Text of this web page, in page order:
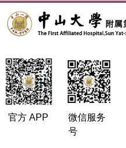
官方 APP
微信服务
号